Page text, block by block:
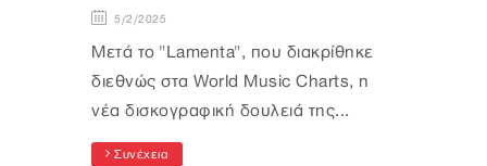
5/2/2025
Μετά το "Lamenta", που διακρίθηκε
διεθνώς στα World Music Charts, η
νέα δισκογραφική δουλειά της...
Συνέχεια